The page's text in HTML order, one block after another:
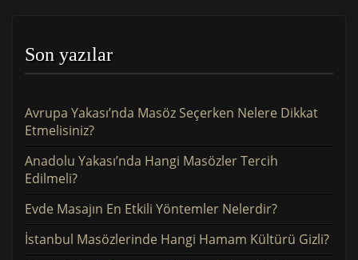
Son yazılar
Avrupa Yakası’nda Masöz Seçerken Nelere Dikkat
Etmelisiniz?
Anadolu Yakası’nda Hangi Masözler Tercih
Edilmeli?
Evde Masajın En Etkili Yöntemler Nelerdir?
İstanbul Masözlerinde Hangi Hamam Kültürü Gizli?